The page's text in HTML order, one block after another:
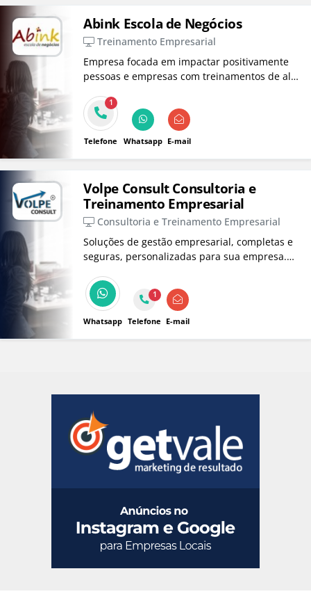
Abink Escola de Negócios
Treinamento Empresarial
Empresa focada em impactar positivamente
pessoas e empresas com treinamentos de alta
1
Telefone Whatsapp E-mail
Volpe Consult Consultoria e
Treinamento Empresarial
Consultoria e Treinamento Empresarial
Soluções de gestão empresarial, completas e
seguras, personalizadas para sua empresa.
necessário um bom conhecimento e
treinamento para levar a sua empresa ao
próximo nível.
Whatsapp
1
Telefone E-mail